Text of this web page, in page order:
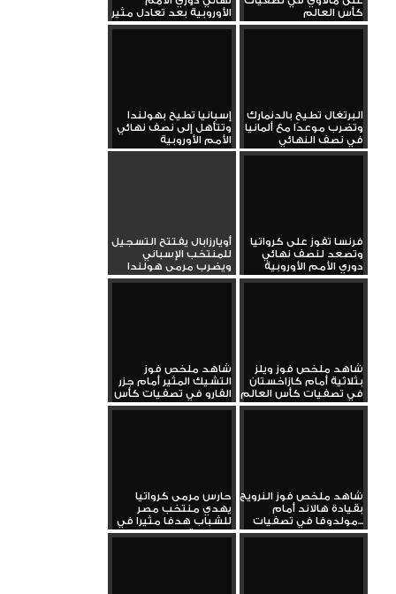
كأس العالم
الأوروبية بعد تعادل مثير
مع...
البرتغال تطيح بالدنمارك
وتضرب موعدًا مع ألمانيا
في نصف النهائي
إسبانيا تطيح بهولندا
وتتأهل إلى نصف نهائي
الأمم الأوروبية
فرنسا تفوز على كرواتيا
وتصعد لنصف نهائي
دوري الأمم الأوروبية
أويارزابال يفتتح التسجيل
للمنتخب الإسباني
ويضرب مرمى هولندا
شاهد ملخص فوز ويلز
بثلاثية أمام كازاخستان
في تصفيات كأس العالم
شاهد ملخص فوز
التشيك المثير أمام جزر
الفارو في تصفيات كأس
العالم
شاهد ملخص فوز النرويج
بقيادة هالاند أمام
مولدوفا في تصفيات...
حارس مرمى كرواتيا
يهدي منتخب مصر
للشباب هدفا مثيرا في
البطولة...